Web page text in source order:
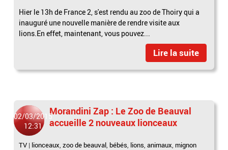
Hier le 13h de France 2, s'est rendu au zoo de Thoiry qui a
inauguré une nouvelle manière de rendre visite aux
lions.En effet, maintenant, vous pouvez...
Lire la suite
02/03/2015
12:31
Morandini Zap : Le Zoo de Beauval
accueille 2 nouveaux lionceaux
TV | lionceaux,zoo de beauval, bébés, lions,animaux, mignon